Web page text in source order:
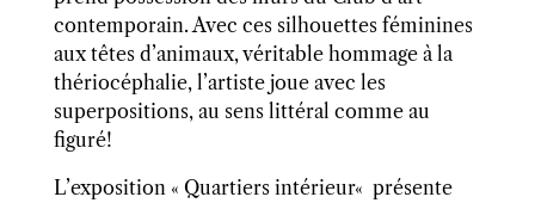
contemporain. Avec ces silhouettes féminines
aux têtesd’animaux,véritable hommage à la
thériocéphalie, l’artiste joue avec les
superpositions, au sens littéral comme au
figuré!
L’exposition « Quartiers intérieur« présente